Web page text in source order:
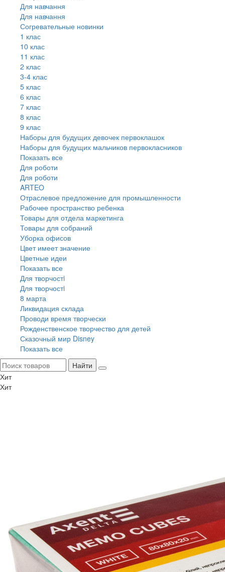
Для навчання
Для навчання
Согревательные новинки
1 клас
10 клас
11 клас
2 клас
3-4 клас
5 клас
6 клас
7 клас
8 клас
9 клас
Наборы для будущих девочек первоклашок
Наборы для будущих мальчиков первокласников
Показать все
Для роботи
Для роботи
ARTEO
Отраслевое предложение для промышленности
Рабочее пространство ребенка
Товары для отдела маркетинга
Товары для собраний
Уборка офисов
Цвет имеет значение
Цветные идеи
Показать все
Для творчостi
Для творчостi
8 марта
Ликвидация склада
Проводи время творчески
Рожденственское творчество для детей
Сказочный мир Disney
Показать все
Найти
Хит
Хит